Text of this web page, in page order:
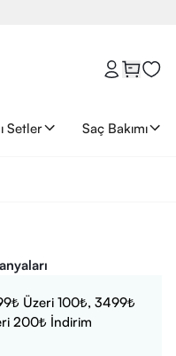
Setler Saç Bakımı
Üzeri 100₺, 3499₺
200₺ İndirim